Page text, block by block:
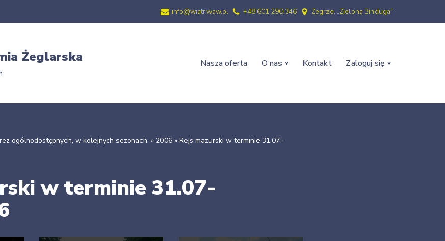
info@wiatr.waw.pl +48 601 290 346 Zegrze, „Zielona Binduga”
Żeglarska Nasza oferta O nas Kontakt Zaloguj się
ogólnodostępnych, w kolejnych sezonach. » 2006» Rejs mazurski w terminie 31.07-
w terminie 31.07-